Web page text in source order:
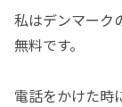
私はデンマーク
無料です。
電話をかけた時